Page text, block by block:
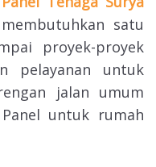
satu
proyek-proyek
pelayanan untuk
jalan umum
untuk rumah